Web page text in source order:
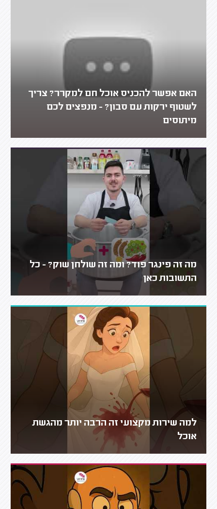
האם אפשר להכניס אוכל חם למקרר? צריך
לשטוף ירקות עם סבון? - מנפצים לכם
מיתוסים
מה זה פינגר פוד? ומה זה שולחן שוק? - כל
התשובות כאן
למה שירות מקצועי זה הרבה יותר מהגשת
אוכל